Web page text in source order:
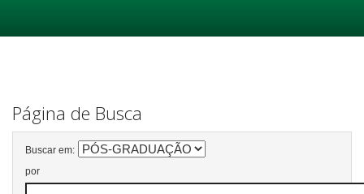
Página de Busca
Buscar em:
por